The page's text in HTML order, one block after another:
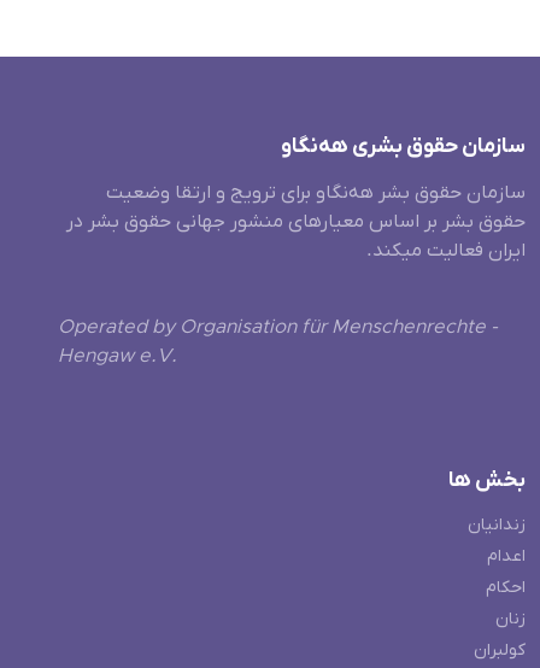
سازمان حقوق بشری هەنگاو
سازمان حقوق بشر هه‌نگاو برای ترویج و ارتقا وضعیت
حقوق بشر بر اساس معیارهای منشور جهانی حقوق بشر در
ایران فعالیت میکند.
Operated by Organisation für Menschenrechte -
Hengaw e.V.
بخش ها
زندانیان
اعدام
احکام
زنان
کولبران